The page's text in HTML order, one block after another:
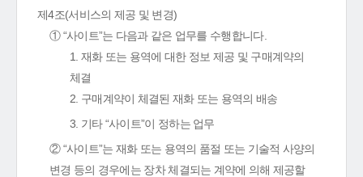
제4조(서비스의 제공 및 변경)
① “사이트”는 다음과 같은 업무를 수행합니다.
1. 재화 또는 용역에 대한 정보 제공 및 구매계약의
체결
2. 구매계약이 체결된 재화 또는 용역의 배송
3. 기타 “사이트”이 정하는 업무
② “사이트”는 재화 또는 용역의 품절 또는 기술적 사양의
변경 등의 경우에는 장차 체결되는 계약에 의해 제공할